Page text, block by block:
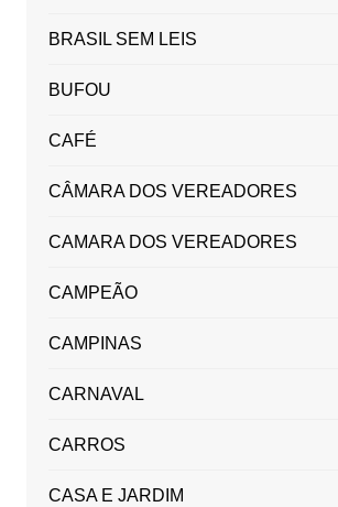
BRASIL SEM LEIS
BUFOU
CAFÉ
CÂMARA DOS VEREADORES
CAMARA DOS VEREADORES
CAMPEÃO
CAMPINAS
CARNAVAL
CARROS
CASA E JARDIM